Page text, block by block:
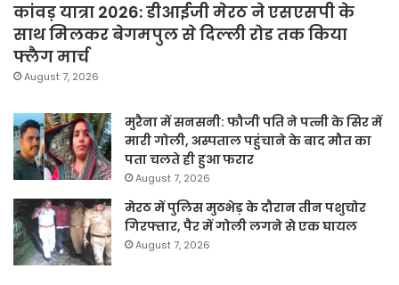
कांवड़ यात्रा 2026: डीआईजी मेरठ ने एसएसपी के
साथ मिलकर बेगमपुल से दिल्ली रोड तक किया
फ्लैग मार्च
August 7, 2026
मुरैना में सनसनी: फौजी पति ने पत्नी के सिर में
मारी गोली, अस्पताल पहुंचाने के बाद मौत का
पता चलते ही हुआ फरार
August 7, 2026
मेरठ में पुलिस मुठभेड़ के दौरान तीन पशुचोर
गिरफ्तार, पैर में गोली लगने से एक घायल
August 7, 2026